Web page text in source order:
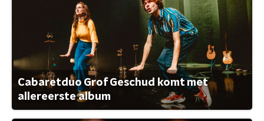
Cabaretduo Grof Geschud komt met
allereerste album